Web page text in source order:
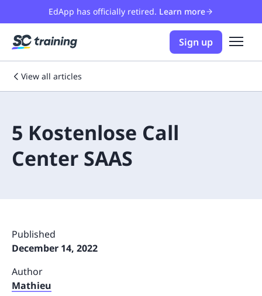
EdApp has officially retired. Learn more
Sign up
View all articles
5 Kostenlose Call
Center SAAS
Published
December 14, 2022
Author
Mathieu